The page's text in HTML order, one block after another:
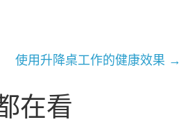
使用升降桌工作的健康效果 →
在看